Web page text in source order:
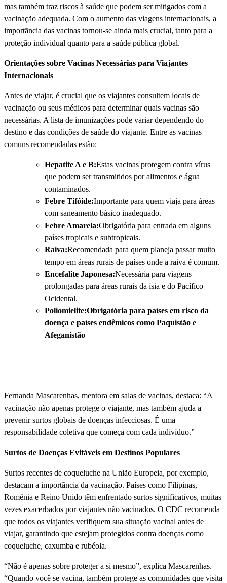
mas também traz riscos à saúde que podem ser mitigados com a
vacinação adequada. Com o aumento das viagens internacionais, a
importãncia das vacinas tornou-se ainda mais crucial, tanto para a
proteção individual quanto para a saúde pública global.
Orientações sobre Vacinas Necessárias para Viajantes
Internacionais
Antes de viajar, é crucial que os viajantes consultem locais de
vacinação ou seus médicos para determinar quais vacinas são
necessárias. A lista de imunizações pode variar dependendo do
destino e das condições de saúde do viajante. Entre as vacinas
comuns recomendadas estão:
Hepatite A e B:Estas vacinas protegem contra ví­rus
que podem ser transmitidos por alimentos e água
contaminados.
Febre Tifóide:Importante para quem viaja para áreas
com saneamento básico inadequado.
Febre Amarela:Obrigatória para entrada em alguns
paí­ses tropicais e subtropicais.
Raiva:Recomendada para quem planeja passar muito
tempo em áreas rurais de paí­ses onde a raiva é comum.
Encefalite Japonesa:Necessária para viagens
prolongadas para áreas rurais da ísia e do Pací­fico
Ocidental.
Poliomielite:Obrigatória para paí­ses em risco da
doença e paí­ses endêmicos como Paquistão e
Afeganistão
Fernanda Mascarenhas, mentora em salas de vacinas, destaca: “A
vacinação não apenas protege o viajante, mas também ajuda a
prevenir surtos globais de doenças infecciosas. É uma
responsabilidade coletiva que começa com cada indiví­duo.”
Surtos de Doenças Evitáveis em Destinos Populares
Surtos recentes de coqueluche na União Europeia, por exemplo,
destacam a importãncia da vacinação. Paí­ses como Filipinas,
Romênia e Reino Unido têm enfrentado surtos significativos, muitas
vezes exacerbados por viajantes não vacinados. O CDC recomenda
que todos os viajantes verifiquem sua situação vacinal antes de
viajar, garantindo que estejam protegidos contra doenças como
coqueluche, caxumba e rubéola.
“Não é apenas sobre proteger a si mesmo”, explica Mascarenhas.
“Quando você se vacina, também protege as comunidades que visita